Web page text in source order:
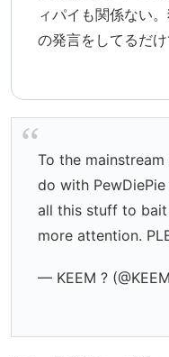
ィパイも関係ない
の発言をしてるだ
To the
do with
all this stuff to
more attention.
— KEEM ?